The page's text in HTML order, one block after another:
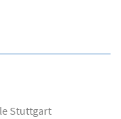
Stuttgart